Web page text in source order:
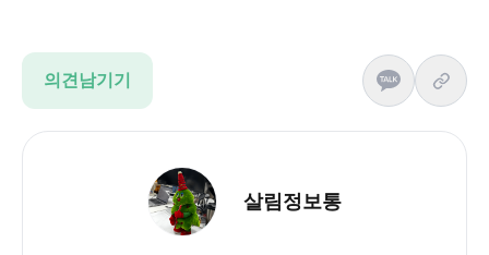
의견남기기
살림정보통